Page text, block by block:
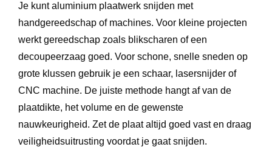
Je kunt aluminium plaatwerk snijden met
handgereedschap of machines. Voor kleine projecten
werkt gereedschap zoals blikscharen of een
decoupeerzaag goed. Voor schone, snelle sneden op
grote klussen gebruik je een schaar, lasersnijder of
CNC machine. De juiste methode hangt af van de
plaatdikte, het volume en de gewenste
nauwkeurigheid. Zet de plaat altijd goed vast en draag
veiligheidsuitrusting voordat je gaat snijden.